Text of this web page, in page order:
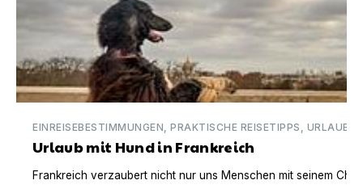
EINREISEBESTIMMUNGEN, PRAKTISCHE REISETIPPS,
Urlaub mit Hund in Frankreich
Frankreich verzaubert nicht nur uns Menschen mit seinem